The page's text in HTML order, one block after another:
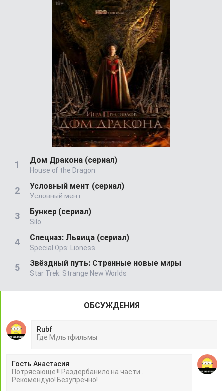
Дом Дракона (сериал)
House of the Dragon
Условный мент (сериал)
Условный мент
Бункер (сериал)
Silo
Спецназ: Львица (сериал)
Special Ops: Lioness
Звёздный путь: Странные новые миры
Star Trek: Strange New Worlds
ОБСУЖДЕНИЯ
Rubf
Гдe Mультфильмы
Гость Анастасия
Потрясающе!!! Раздербанило на части...
Рекомендую! Безупречно!